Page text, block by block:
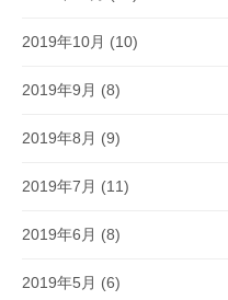
2019年10月 (10)
2019年9月 (8)
2019年8月 (9)
2019年7月 (11)
2019年6月 (8)
2019年5月 (6)